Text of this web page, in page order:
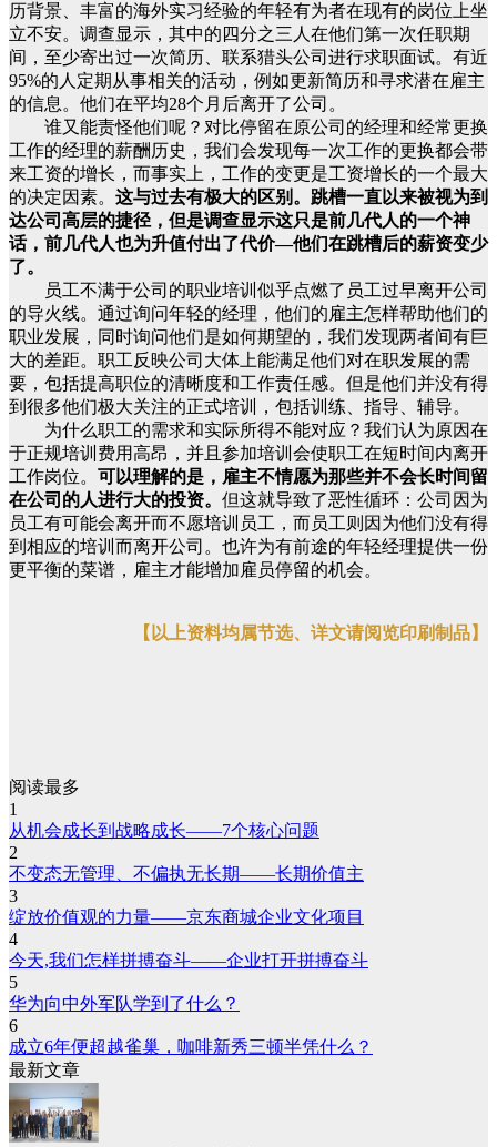
历背景、丰富的海外实习经验的年轻有为者在现有的岗位上坐
立不安。调查显示，其中的四分之三人在他们第一次任职期
间，至少寄出过一次简历、联系猎头公司进行求职面试。有近
95%的人定期从事相关的活动，例如更新简历和寻求潜在雇主
的信息。他们在平均28个月后离开了公司。
谁又能责怪他们呢？对比停留在原公司的经理和经常更换
工作的经理的薪酬历史，我们会发现每一次工作的更换都会带
来工资的增长，而事实上，工作的变更是工资增长的一个最大
的决定因素。 这与过去有极大的区别。跳槽一直以来被视为到
达公司高层的捷径，但是调查显示这只是前几代人的一个神
话，前几代人也为升值付出了代价—他们在跳槽后的薪资变少
了。
员工不满于公司的职业培训似乎点燃了员工过早离开公司
的导火线。通过询问年轻的经理，他们的雇主怎样帮助他们的
职业发展，同时询问他们是如何期望的，我们发现两者间有巨
大的差距。职工反映公司大体上能满足他们对在职发展的需
要，包括提高职位的清晰度和工作责任感。但是他们并没有得
到很多他们极大关注的正式培训，包括训练、指导、辅导。
为什么职工的需求和实际所得不能对应？我们认为原因在
于正规培训费用高昂，并且参加培训会使职工在短时间内离开
工作岗位。 可以理解的是，雇主不情愿为那些并不会长时间留
在公司的人进行大的投资。 但这就导致了恶性循环：公司因为
员工有可能会离开而不愿培训员工，而员工则因为他们没有得
到相应的培训而离开公司。也许为有前途的年轻经理提供一份
更平衡的菜谱，雇主才能增加雇员停留的机会。
【以上资料均属节选、详文请阅览印刷制品】
阅读最多
1
从机会成长到战略成长——7个核心问题
2
不变态无管理、不偏执无长期——长期价值主
3
绽放价值观的力量——京东商城企业文化项目
4
今天,我们怎样拼搏奋斗——企业打开拼搏奋斗
5
华为向中外军队学到了什么？
6
成立6年便超越雀巢，咖啡新秀三顿半凭什么？
最新文章